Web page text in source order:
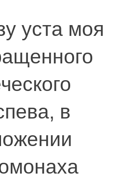
уста моя
в